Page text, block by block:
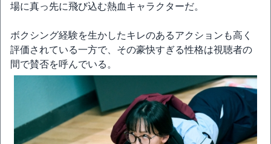
場に真っ先に飛び込む熱血キャラクターだ。
ボクシング経験を生かしたキレのあるアクションも高く
評価されている一方で、その豪快すぎる性格は視聴者の
間で賛否を呼んでいる。